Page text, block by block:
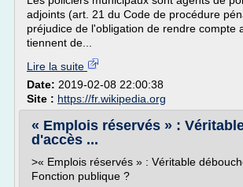
adjoints (art. 21 du Code de procédure
préjudice de l'obligation de rendre compte
tiennent de...
Lire la suite
Date: 2019-02-08 22:00:38
Site : https://fr.wikipedia.org
« Emplois réservés » :
d'accès ...
>« Emplois réservés » : Véritable
Fonction publique ?